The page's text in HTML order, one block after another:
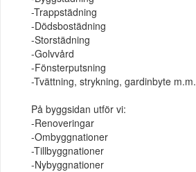
-Trappstädning
-Dödsbostädning
-Storstädning
-Golvvård
-Fönsterputsning
-Tvättning, strykning, gardinbyte m.m.
På byggsidan utför vi:
-Renoveringar
-Ombyggnationer
-Tillbyggnationer
-Nybyggnationer